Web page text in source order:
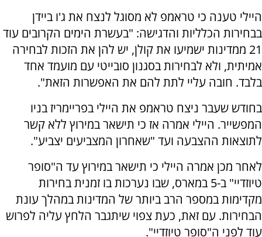
היילי טענה כי טראמפ לא מסוגל לנצח את ג'ו ביידן
בבחירות הכלליות והדגישה: "בעשרת הימים הקרובים עוד
21 ממדינות ישמיעו את קולן, יש להן את הזכות לבחירה
אמיתית, ולא לבחירות בסגנון סובייטי עם מועמד אחד
בלבד. חובה עליי לתת להם את האפשרות הזאת".
בחודש שעבר ניצח טראמפ את היילי בפריימריז בניו
המפשייר. היילי אמרה אז כי תישאר במירוץ ללא קשר
לתוצאות ההצבעה ועד "שאחרון המצביעים יצביע".
לאחר מכן אמרה היילי כי תישאר במירוץ עד ה"סופר
טיוזדיי" ב-5 במארס, שבו נערכות בו זמנית בחירות
מקדימות במספר הרב ביותר של המדינות במהלך עונת
הבחירות. עם זאת, כעת צפוי שיתגבר הלחץ עליה לפרוש
עוד לפני ה"סופר טיוזדיי".